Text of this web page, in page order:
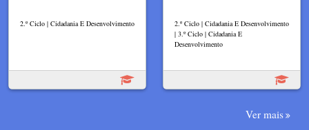
2.º Ciclo | Cidadania E Desenvolvimento
2.º Ciclo | Cidadania E Desenvolvimento
| 3.º Ciclo | Cidadania E
Desenvolvimento
Ver mais